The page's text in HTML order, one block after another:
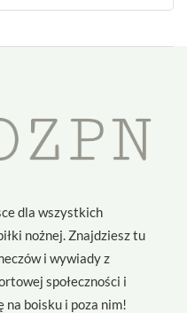
dla wszystkich
nożnej. Znajdziesz tu
i wywiady z
społeczności i
na boisku i poza nim!